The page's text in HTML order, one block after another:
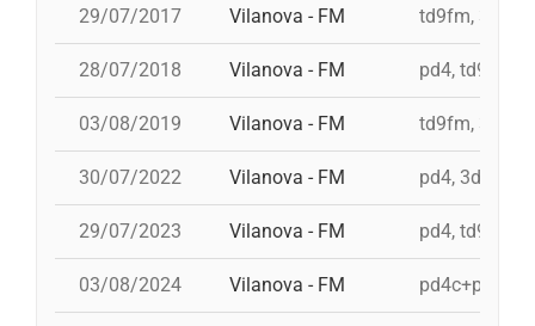
29/07/2017 Vilanova - FM td9fm,
28/07/2018 Vilanova - FM pd4, td9fm,
03/08/2019 Vilanova - FM td9fm,
30/07/2022 Vilanova - FM pd4, 3d9f,
29/07/2023 Vilanova - FM pd4, td9fm,
03/08/2024 Vilanova - FM pd4c+pd4,